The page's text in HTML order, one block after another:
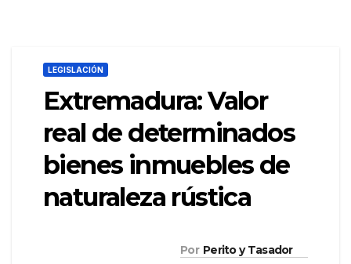
LEGISLACIÓN
Extremadura: Valor
real de determinados
bienes inmuebles de
naturaleza rústica
Por Perito y Tasador